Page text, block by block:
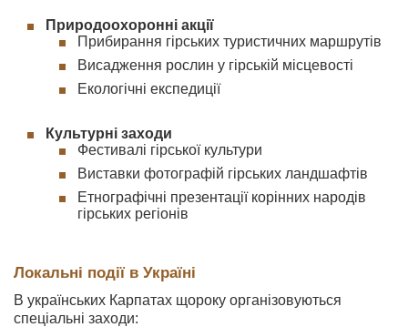
Природоохоронні акції
Прибирання гірських туристичних маршрутів
Висадження рослин у гірській місцевості
Екологічні експедиції
Культурні заходи
Фестивалі гірської культури
Виставки фотографій гірських ландшафтів
Етнографічні презентації корінних народів
гірських регіонів
Локальні події в Україні
В українських Карпатах щороку організовуються
спеціальні заходи: